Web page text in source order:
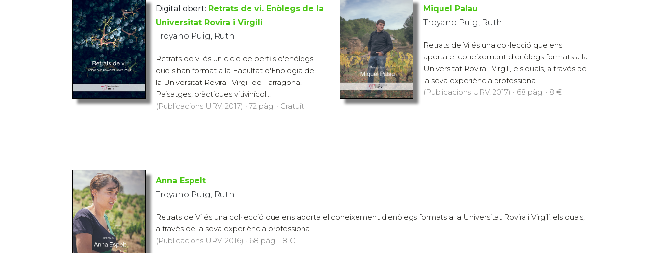
Digital obert: Retrats de vi. Enòlegs de la
Universitat Rovira i Virgili
Troyano Puig, Ruth
Retrats de vi és un cicle de perfils d'enòlegs
que s'han format a la Facultat d'Enologia de
la Universitat Rovira i Virgili de Tarragona.
Paisatges, pràctiques vitivinícol...
(Publicacions URV, 2017) · 72 pàg. · Gratuït
Miquel Palau
Troyano Puig, Ruth
Retrats de Vi és una col·lecció que ens
aporta el coneixement d'enòlegs formats a la
Universitat Rovira i Virgili, els quals, a través de
la seva experiència professiona...
(Publicacions URV, 2017) · 68 pàg. · 8 €
Anna Espelt
Troyano Puig, Ruth
Retrats de Vi és una col·lecció que ens aporta el coneixement d'enòlegs formats a la Universitat Rovira i Virgili, els quals,
a través de la seva experiència professiona...
(Publicacions URV, 2016) · 68 pàg. · 8 €